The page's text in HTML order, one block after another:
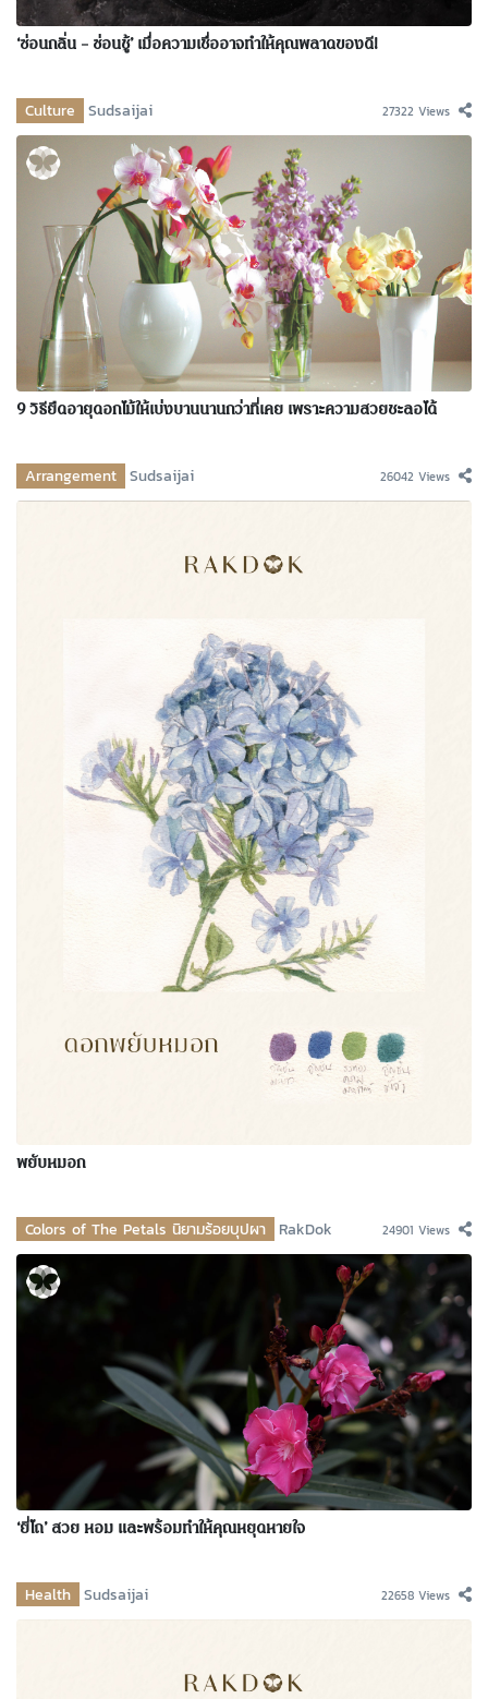
‘ซ่อนกลิ่น – ซ่อนชู้’ เมื่อความเชื่ออาจทำให้คุณพลาดของดี!
Culture Sudsaijai 27322 Views
9 วิธียืดอายุดอกไม้ให้เบ่งบานนานกว่าที่เคย เพราะความสวยชะลอได้
Arrangement Sudsaijai 26042 Views
พยับหมอก
Colors of The Petals นิยามร้อยบุปผา RakDok 24901 Views
‘ยี่โถ’ สวย หอม และพร้อมทำให้คุณหยุดหายใจ
Health Sudsaijai 22658 Views